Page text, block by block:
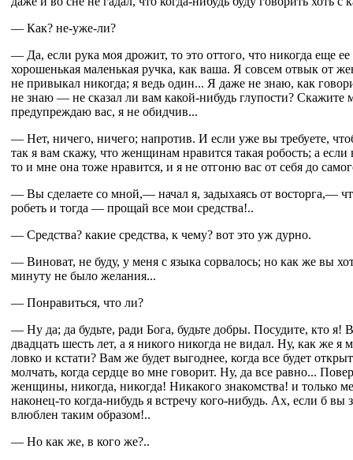
— Как? не-уже-ли?
— Да, если рука моя дрожит, то это оттого, что никогда еще ее
хорошенькая маленькая ручка, как ваша. Я совсем отвык от
не привыкал никогда; я ведь один... Я даже не знаю, как
не знаю — не сказал ли вам какой-нибудь глупости? Скажите
предупреждаю вас, я не обидчив...
— Нет, ничего, ничего; напротив. И если уже вы требуете,
так я вам скажу, что женщинам нравится такая робость; а если
то и мне она тоже нравится, и я не отгоню вас от себя до
— Вы сделаете со мной,— начал я, задыхаясь от восторга,—
робеть и тогда — прощай все мои средства!..
— Средства? какие средства, к чему? вот это уж дурно.
— Виноват, не буду, у меня с языка сорвалось; но как же вы
минуту не было желания...
— Понравиться, что ли?
— Ну да; да будьте, ради Бога, будьте добры. Посудите, кто я!
двадцать шесть лет, а я никого никогда не видал. Ну, как же я
ловко и кстати? Вам же будет выгоднее, когда все будет
молчать, когда сердце во мне говорит. Ну, да все равно...
женщины, никогда, никогда! Никакого знакомства! и только
наконец-то когда-нибудь я встречу кого-нибудь. Ах, если б вы
влюблен таким образом!..
— Но как же, в кого же?..